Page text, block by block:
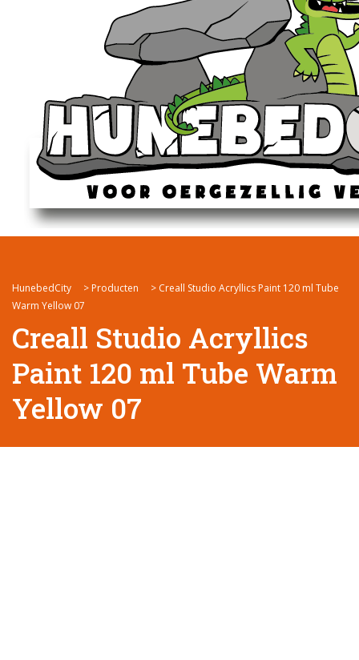
HunebedCity > Producten > Creall Studio Acryllics Paint 120 ml Tube
Warm Yellow 07
Creall Studio Acryllics
Paint 120 ml Tube Warm
Yellow 07